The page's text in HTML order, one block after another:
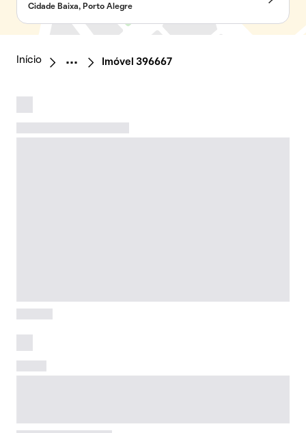
Cidade Baixa, Porto Alegre
Início Imóvel 396667